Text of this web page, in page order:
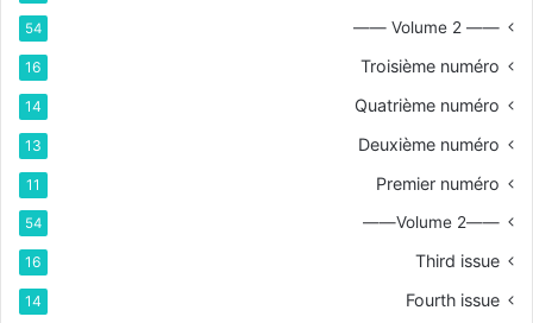
—— Volume 2 ——
54
Troisième numéro
16
Quatrième numéro
14
Deuxième numéro
13
Premier numéro
11
——Volume 2——
54
Third issue
16
Fourth issue
14